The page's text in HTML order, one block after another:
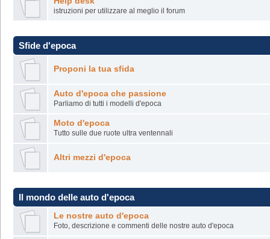
istruzioni per utilizzare al meglio il forum
Sfide d'epoca
Proponi la tua sfida
Auto d'epoca che passione
Parliamo di tutti i modelli d'epoca
Moto d'epoca
Tutto sulle due ruote ultra ventennali
Altri mezzi d'epoca
Il mondo delle auto d'epoca
Le nostre auto d'epoca
Foto, descrizione e commenti delle nostre auto d'epoca